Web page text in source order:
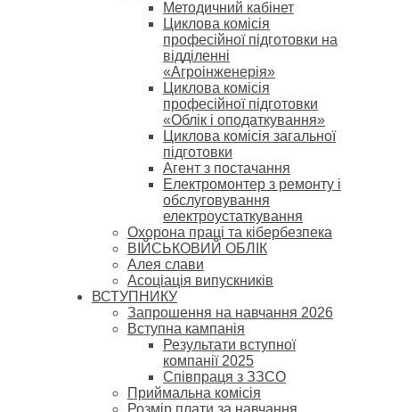
Методичний кабінет
Циклова комісія
професійної підготовки на
відділенні
«Агроінженерія»
Циклова комісія
професійної підготовки
«Облік і оподаткування»
Циклова комісія загальної
підготовки
Агент з постачання
Електромонтер з ремонту і
обслуговування
електроустаткування
Охорона праці та кібербезпека
ВІЙСЬКОВИЙ ОБЛІК
Алея слави
Асоціація випускників
ВСТУПНИКУ
Запрошення на навчання 2026
Вступна кампанія
Результати вступної
компанії 2025
Співпраця з ЗЗСО
Приймальна комісія
Розмір плати за навчання